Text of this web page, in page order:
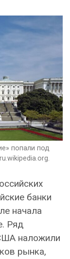
попали под
банки
начала
Ряд
наложили
рынка,